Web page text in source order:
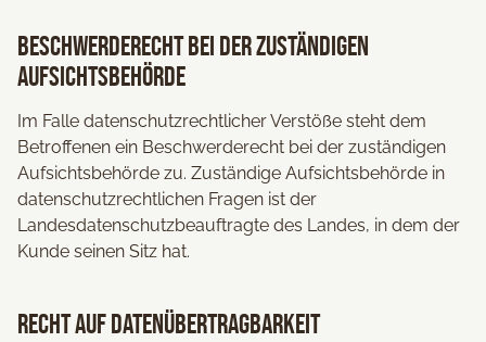
Beschwerderecht bei der zuständigen
Aufsichtsbehörde
Im Falle datenschutzrechtlicher Verstöße steht dem
Betroffenen ein Beschwerderecht bei der zuständigen
Aufsichtsbehörde zu. Zuständige Aufsichtsbehörde in
datenschutzrechtlichen Fragen ist der
Landesdatenschutzbeauftragte des Landes, in dem der
Kunde seinen Sitz hat.
Recht auf Datenübertragbarkeit